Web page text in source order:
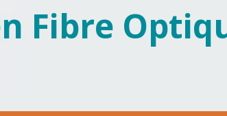
Fibre